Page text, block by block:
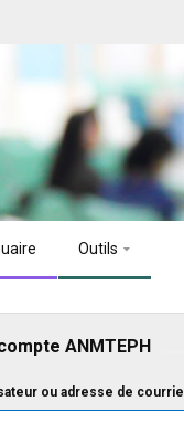
Outils
ANMTEPH
ou adresse de courriel